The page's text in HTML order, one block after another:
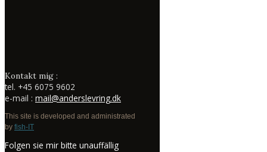
Kontakt mig :
tel. +45 6075 9602
e-mail : mail@anderslevring.dk
This site is developed and administrated
by fish-IT
Folgen sie mir bitte unauffällig